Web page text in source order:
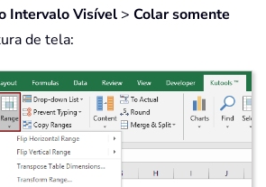
Intervalo Visível > Colar somente
de tela: